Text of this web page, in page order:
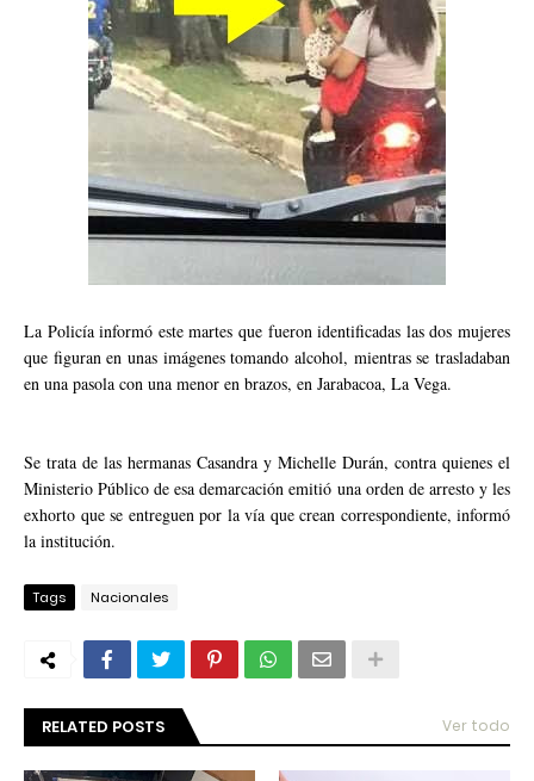
La Policía informó este martes que fueron identificadas las dos mujeres
que figuran en unas imágenes tomando alcohol, mientras se trasladaban
en una pasola con una menor en brazos, en Jarabacoa, La Vega.
Se trata de las hermanas Casandra y Michelle Durán, contra quienes el
Ministerio Público de esa demarcación emitió una orden de arresto y les
exhorto que se entreguen por la vía que crean correspondiente, informó
la institución.
Tags Nacionales
RELATED POSTS Ver todo